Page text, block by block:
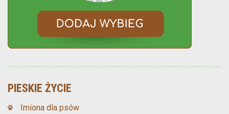
PIESKIE ŻYCIE
Imiona dla psów